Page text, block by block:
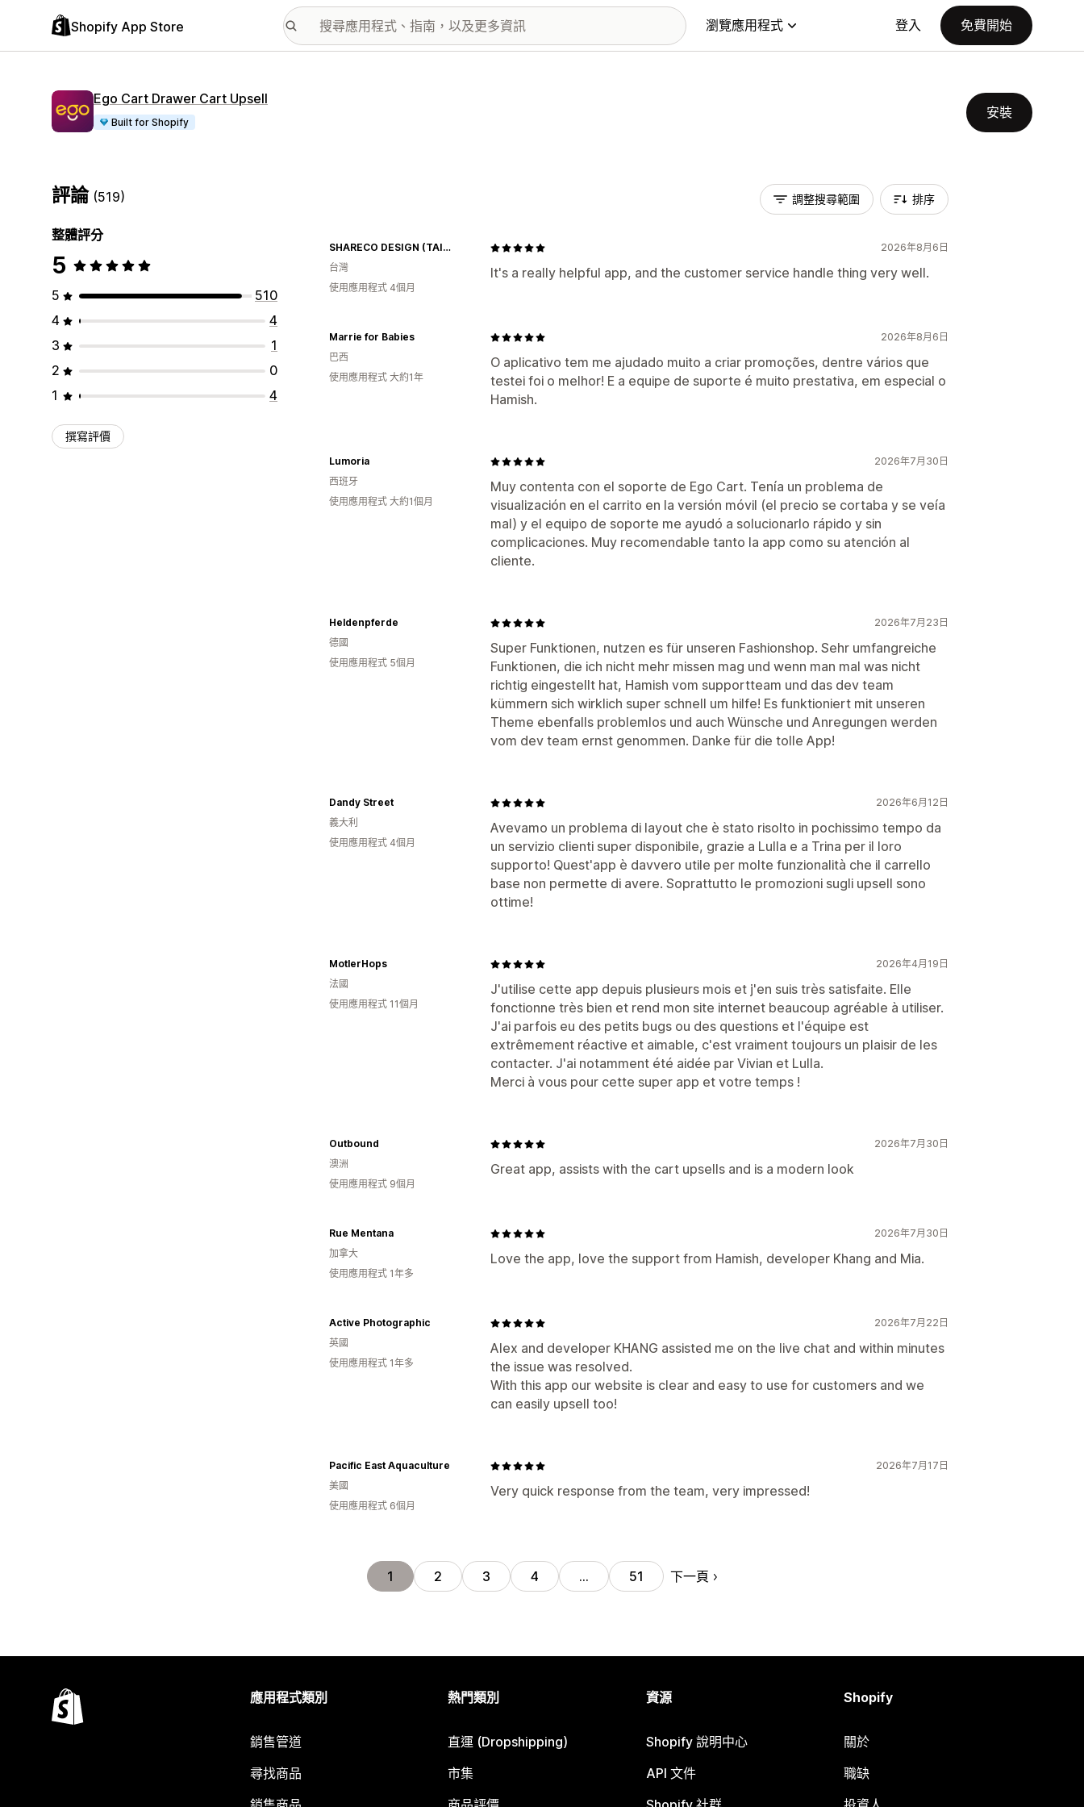
Shopify App Store 瀏覽應用程式 登入 免費開始
Ego Cart Drawer Cart Upsell
Built for Shopify
安裝
評論 (519)
整體評分
5
5
510
4
4
3
1
2
0
1
4
撰寫評價
調整搜尋範圍 排序
2026年8月6日
It's a really helpful app, and the customer service handle thing very well.
SHARECO DESIGN (TAIWAN)
台灣
使用應用程式 4個月
2026年8月6日
O aplicativo tem me ajudado muito a criar promoções, dentre vários que
testei foi o melhor! E a equipe de suporte é muito prestativa, em especial o
Hamish.
Marrie for Babies
巴西
使用應用程式 大約1年
2026年7月30日
Muy contenta con el soporte de Ego Cart. Tenía un problema de
visualización en el carrito en la versión móvil (el precio se cortaba y se veía
mal) y el equipo de soporte me ayudó a solucionarlo rápido y sin
complicaciones. Muy recomendable tanto la app como su atención al
cliente.
Lumoria
西班牙
使用應用程式 大約1個月
2026年7月23日
Super Funktionen, nutzen es für unseren Fashionshop. Sehr umfangreiche
Funktionen, die ich nicht mehr missen mag und wenn man mal was nicht
richtig eingestellt hat, Hamish vom supportteam und das dev team
kümmern sich wirklich super schnell um hilfe! Es funktioniert mit unseren
Theme ebenfalls problemlos und auch Wünsche und Anregungen werden
vom dev team ernst genommen. Danke für die tolle App!
Heldenpferde
德國
使用應用程式 5個月
2026年6月12日
Avevamo un problema di layout che è stato risolto in pochissimo tempo da
un servizio clienti super disponibile, grazie a Lulla e a Trina per il loro
supporto! Quest'app è davvero utile per molte funzionalità che il carrello
base non permette di avere. Soprattutto le promozioni sugli upsell sono
ottime!
Dandy Street
義大利
使用應用程式 4個月
2026年4月19日
J'utilise cette app depuis plusieurs mois et j'en suis très satisfaite. Elle
fonctionne très bien et rend mon site internet beaucoup agréable à utiliser.
J'ai parfois eu des petits bugs ou des questions et l'équipe est
extrêmement réactive et aimable, c'est vraiment toujours un plaisir de les
contacter. J'ai notamment été aidée par Vivian et Lulla.
Merci à vous pour cette super app et votre temps !
MotlerHops
法國
使用應用程式 11個月
2026年7月30日
Great app, assists with the cart upsells and is a modern look
Outbound
澳洲
使用應用程式 9個月
2026年7月30日
Love the app, love the support from Hamish, developer Khang and Mia.
Rue Mentana
加拿大
使用應用程式 1年多
2026年7月22日
Alex and developer KHANG assisted me on the live chat and within minutes
the issue was resolved.
With this app our website is clear and easy to use for customers and we
can easily upsell too!
Active Photographic
英國
使用應用程式 1年多
2026年7月17日
Very quick response from the team, very impressed!
Pacific East Aquaculture
美國
使用應用程式 6個月
1 2 3 4 … 51 下一頁
應用程式類別
銷售管道
尋找商品
熱門類別
直運 (Dropshipping)
市集
資源
Shopify 說明中心
API 文件
Shopify
關於
職缺